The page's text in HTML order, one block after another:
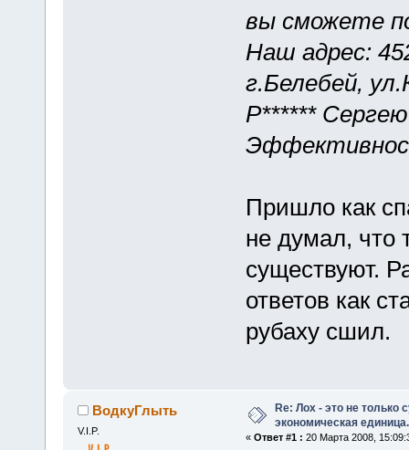
вы сможете
Наш адрес:
г.Белебей,
Р******
Пришло как
не думал, что
существуют.
ответов как
рубаху сшил.
ВодкуГлыть
V.I.P.
Re: Лох - это не только
экономическая единица.
« Ответ #1 : 20 Марта 2008,